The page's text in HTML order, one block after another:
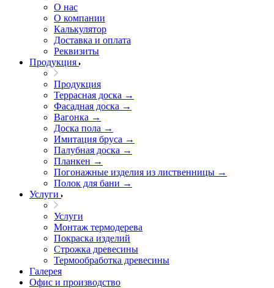
О нас
О компании
Калькулятор
Доставка и оплата
Реквизиты
Продукция
Продукция
Террасная доска →
Фасадная доска →
Вагонка →
Доска пола →
Имитация бруса →
Палубная доска →
Планкен →
Погонажные изделия из лиственницы →
Полок для бани →
Услуги
Услуги
Монтаж термодерева
Покраска изделий
Строжка древесины
Термообработка древесины
Галерея
Офис и производство